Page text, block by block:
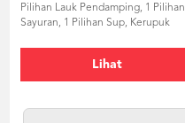
Pilihan Lauk Pendamping, 1 Pilihan
Sayuran, 1 Pilihan Sup, Kerupuk
Lihat